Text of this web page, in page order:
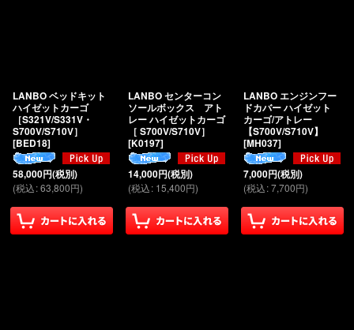
LANBO ベッドキット
ハイゼットカーゴ
［S321V/S331V・
S700V/S710V］
[BED18]
58,000円(税別)
(税込:63,800円)
LANBO センターコン
ソールボックス アト
レー ハイゼットカーゴ
［ S700V/S710V］
[K0197]
14,000円(税別)
(税込: 15,400円)
LANBO エンジンフー
ドカバー ハイゼット
カーゴ/アトレー
【S700V/S710V】
[MH037]
7,000円(税別)
(税込:7,700円)